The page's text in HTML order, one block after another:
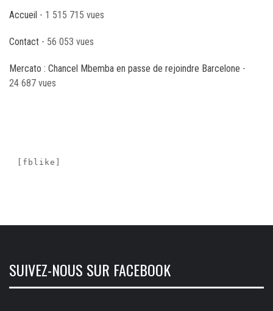
Accueil - 1 515 715 vues
Contact - 56 053 vues
Mercato : Chancel Mbemba en passe de rejoindre Barcelone -
24 687 vues
[fblike]
SUIVEZ-NOUS SUR FACEBOOK